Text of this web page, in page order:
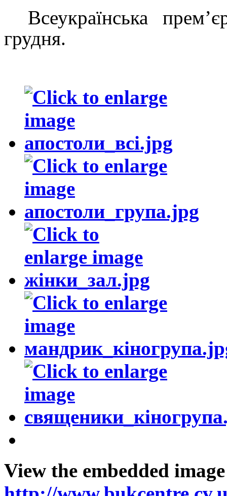
Всеукраїнська
грудня.
View the embedded